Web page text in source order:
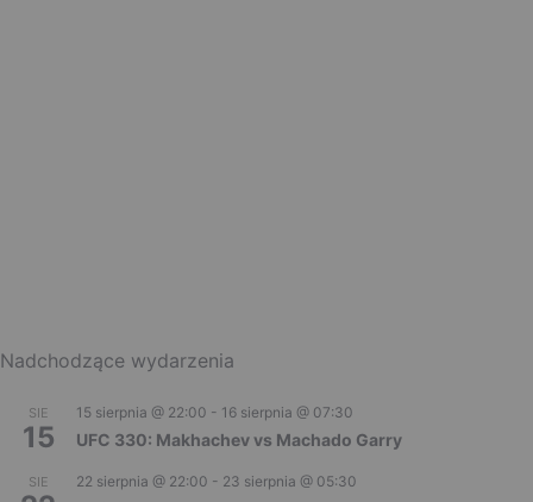
Nadchodzące wydarzenia
SIE
15
15 sierpnia @ 22:00 - 16 sierpnia @ 07:30
UFC 330: Makhachev vs Machado Garry
SIE 22 sierpnia @ 22:00 - 23 sierpnia @ 05:30